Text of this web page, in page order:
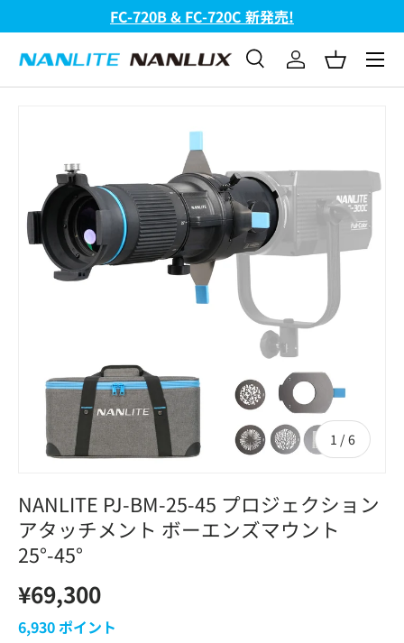
コンテンツへスキップ
FC-720B & FC-720C 新発売!
検索
検索 ログインバスケッ
メニ
1 / の
6
NANLITE PJ-BM-25-45 プロジェクション
アタッチメント ボーエンズマウント
25°-45°
¥69,300
6,930ポイント